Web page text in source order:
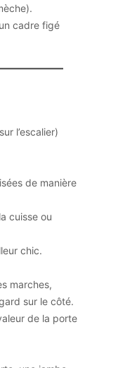
cadre figé
l’escalier)
de manière
cuisse ou
chic.
marches,
sur le côté.
de la porte